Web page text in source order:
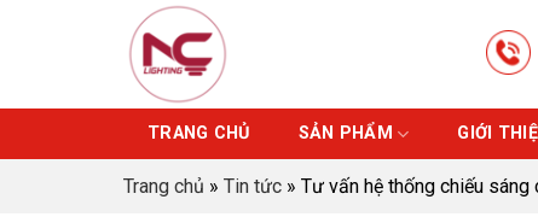
TRANG CHỦ SẢN PHẨM GIỚI
Trang chủ » Tin tức » Tư vấn hệ thống chiếu sáng